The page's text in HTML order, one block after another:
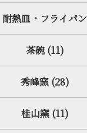
耐熱皿・フライパン
茶碗 (11)
秀峰窯 (28)
桂山窯 (11)